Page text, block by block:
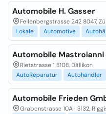
Automobile H. Gasser
Fellenbergstrasse 242 8047,
Lokale
Automotive
Automobile Mastroianni
Rietstrasse 1 8108, Dällikon
AutoReparatur
Autohändler
Automobile Frieden
Grabenstrasse 10A | 3132,